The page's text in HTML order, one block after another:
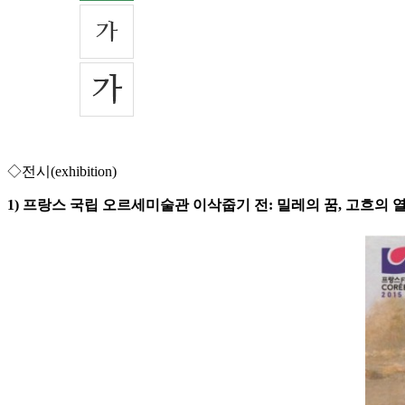
◇전시(exhibition)
1) 프랑스 국립 오르세미술관 이삭줍기 전: 밀레의 꿈, 고흐의